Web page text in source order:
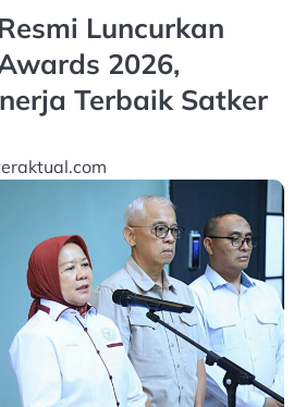
Luncurkan
2026,
Terbaik Satker